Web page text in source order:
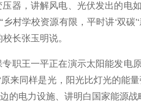
，讲解风电、光伏发出的电
学校资源有限，平时讲‘双碳
长张玉明说。
王一平正在演示太阳能发电
来同样是光，阳光比灯光的能
的电力设施、讲明白国家能源战